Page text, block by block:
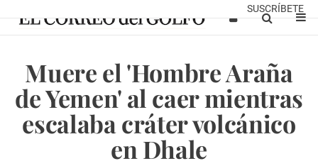
SUSCRÍBETE
Muere el 'Hombre Araña
de Yemen' al caer mientras
escalaba cráter volcánico
en Dhale